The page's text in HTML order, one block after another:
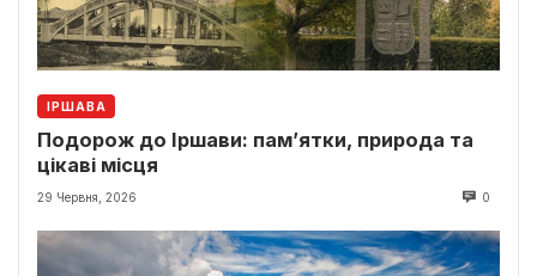
ІРШАВА
Подорож до Іршави: пам’ятки, природа та
цікаві місця
29 Червня, 2026 0